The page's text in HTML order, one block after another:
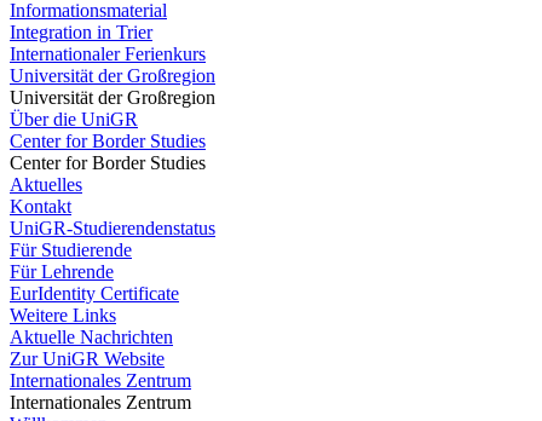
Informationsmaterial
Integration in Trier
Internationaler Ferienkurs
Universität der Großregion
Universität der Großregion
Über die UniGR
Center for Border Studies
Center for Border Studies
Aktuelles
Kontakt
UniGR-Studierendenstatus
Für Studierende
Für Lehrende
EurIdentity Certificate
Weitere Links
Aktuelle Nachrichten
Zur UniGR Website
Internationales Zentrum
Internationales Zentrum